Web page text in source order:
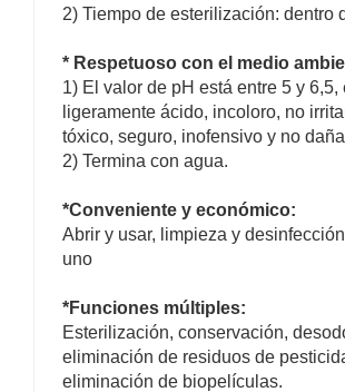
2) Tiempo de esterilización: dentro
* Respetuoso con el medio
1) El valor de pH está entre 5 y 6,5,
ligeramente ácido, incoloro, no
tóxico, seguro, inofensivo y no
2) Termina con agua.
*Conveniente y económico:
Abrir y usar, limpieza y
uno
*Funciones múltiples:
Esterilización, conservación,
eliminación de residuos de
eliminación de biopelículas.